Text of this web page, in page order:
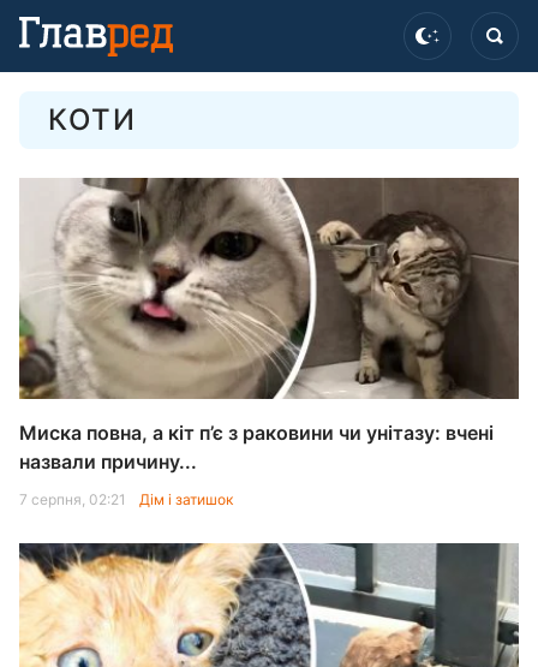
КОТИ
Миска повна, а кіт п’є з раковини чи унітазу: вчені
назвали причину...
7 серпня, 02:21 Дім і затишок